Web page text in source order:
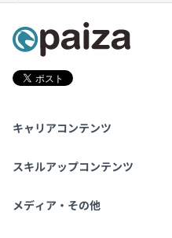
キャリアコンテンツ
転職・キャリア
スキルアップコンテンツ
学習
メディア・その他